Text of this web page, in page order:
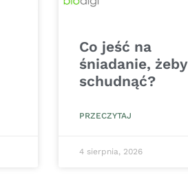
Co jeść na
śniadanie, żeby
schudnąć?
PRZECZYTAJ
4 sierpnia, 2026